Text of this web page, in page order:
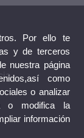
Por ello te
y de terceros
nuestra página
como
o analizar
o modifica la
información